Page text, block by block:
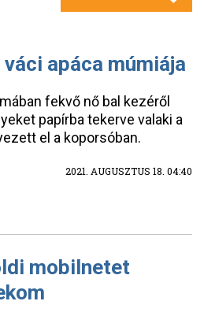
apáca múmiája
fekvő nő bal kezéről
papírba tekerve valaki a
el a koporsóban.
2021. AUGUSZTUS 18. 04:40
mobilnetet